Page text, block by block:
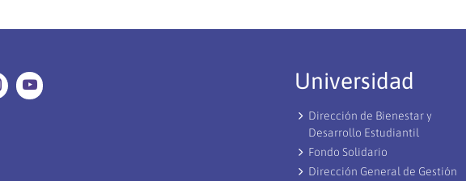
y
Corte
de
Arenas
Universidad
Dirección de Bienestar y
Desarrollo Estudiantil
Fondo Solidario
Dirección General de Gestión